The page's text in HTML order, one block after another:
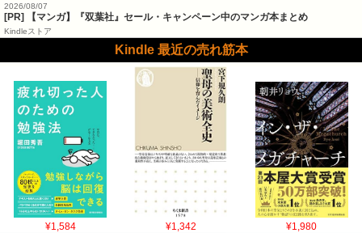
2026/08/07
[PR] 【マンガ】『双葉社』セール・キャンペーン中のマンガ本まとめ
Kindleストア
Kindle 最近の売れ筋本
¥1,584 ¥1,342 ¥1,980